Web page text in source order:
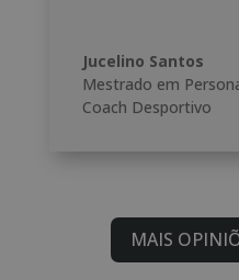
Jucelino Santos
Mestrado em
Coach Desportivo
MAIS